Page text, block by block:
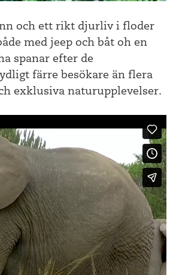
och ett rikt djurliv i floder
med jeep och båt oh en
spanar efter de
färre besökare än flera
exklusiva naturupplevelser.